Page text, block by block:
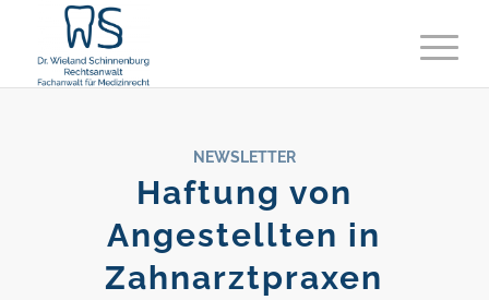
NEWSLETTER
Haftung von
Angestellten in
Zahnarztpraxen